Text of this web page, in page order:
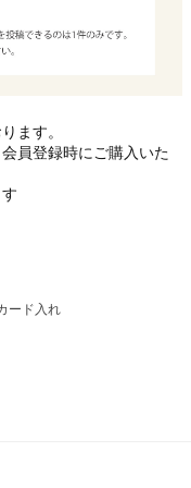
ます。
員登録時にご購入いた
ード入れ